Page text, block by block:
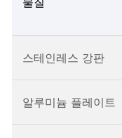
스테인레스 강판
알루미늄 플레이트